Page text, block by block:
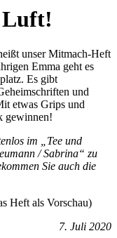
Luft!
unser Mitmach-Heft
Emma geht es
Es gibt
und
etwas Grips und
gewinnen!
im „Tee und
/ Sabrina“ zu
Sie auch die
Heft als Vorschau)
7. Juli 2020